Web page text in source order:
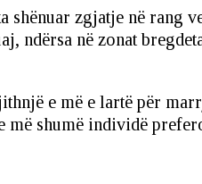
zgjatje në rang
ndërsa në zonat
e më e lartë për
shumë individë